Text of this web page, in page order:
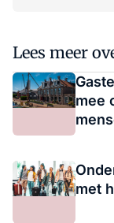
Lees meer
mee
met